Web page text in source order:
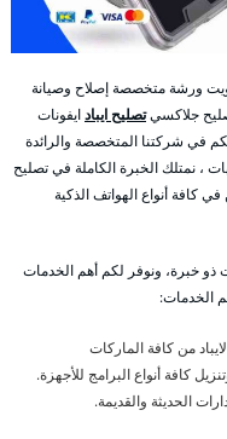
ورشة متخصصة إصلاح وصيانة
جلاكسيتصليح ايبادايفونات
في شركتنا المتخصصة والرائدة
، نمتلك الخبرة الكاملة في تصليح
كافة أنواع الهواتف الذكية
خبرة، ونوفر لكم أهم الخدمات
الخدمات:
من كافة الماركات
كافة أنواع البرامج للأجهزة.